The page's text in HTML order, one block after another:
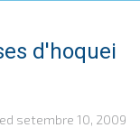
d'hoquei
setembre 10, 2009